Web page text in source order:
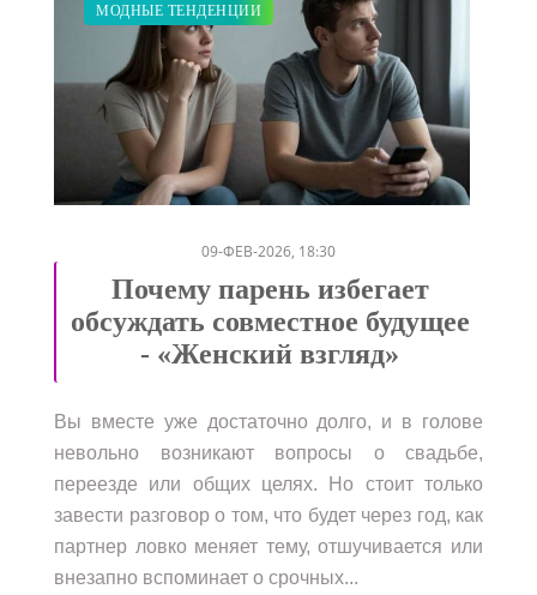
ЗАКУПКИ ПО МОДЕ
ПОКАЗЫ
ДИЕТА
МОДНЫЕ ТЕНДЕНЦИИ
09-ФЕВ-2026, 18:30
Почему парень избегает
обсуждать совместное будущее
- «Женский взгляд»
Вы вместе уже достаточно долго, и в голове
невольно возникают вопросы о свадьбе,
переезде или общих целях. Но стоит только
завести разговор о том, что будет через год, как
партнер ловко меняет тему, отшучивается или
внезапно вспоминает о срочных...